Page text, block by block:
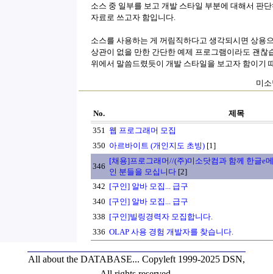
소스 중 일부를 보고 개발 스타일 부분에 대해서 판
자료로 쓰고자 함입니다.
소스를 사용하는 게 꺼림직하다고 생각되시면 상용
상관이 없을 만한 간단한 예제 프로그램이라도 괜찮
위에서 말씀드렸듯이 개발 스타일을 보고자 함이기
미
No.
제목
351 웹 프로그래머 모집
350 아르바이트 (개인지도 초빙) [1]
346
[채용]프로그래머//(주)미소닷컴과 함께 한글e
인 분들을 모십니다 [2]
342 [구인] 알바 모집... 급구
340 [구인] 알바 모집... 급구
338 [구인]빌링경력자 모집합니다.
336 OLAP 사용 경험 개발자를 찾습니다.
All about the DATABASE... Copyleft 1999-2025 DSN,